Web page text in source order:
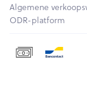
Algemene
ODR-platform